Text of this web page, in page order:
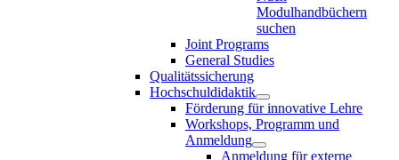
Modulhandbüchern
suchen
Joint Programs
General Studies
Qualitätssicherung
Hochschuldidaktik
Förderung für innovative Lehre
Workshops, Programm und
Anmeldung
Anmeldung für externe